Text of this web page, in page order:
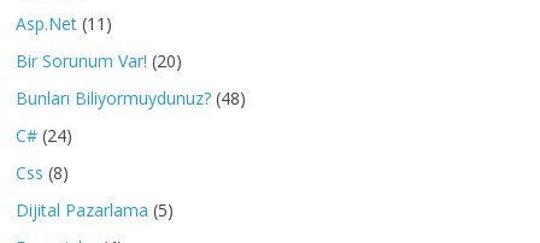
Asp.Net (11)
Bir Sorunum Var! (20)
Bunları Biliyormuydunuz? (48)
C# (24)
Css (8)
Dijital Pazarlama (5)